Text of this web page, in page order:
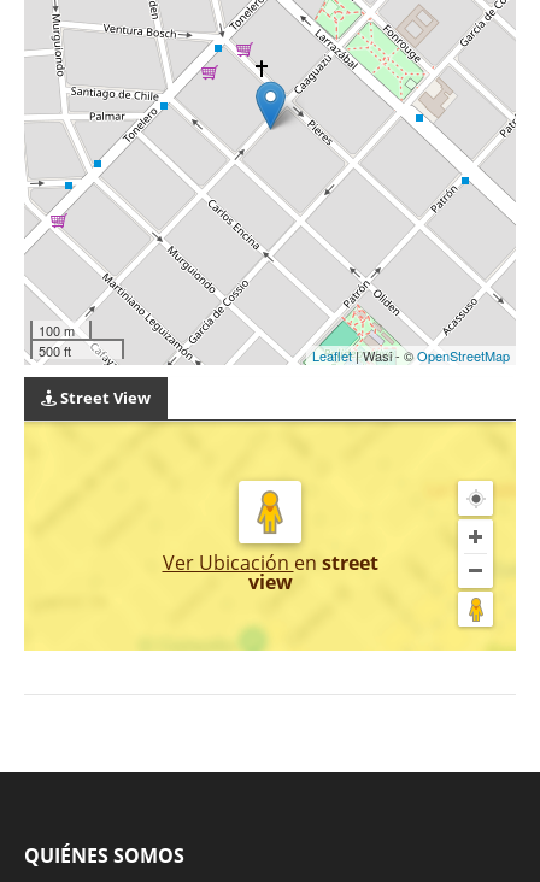
100 m
500 ft
Leaflet| Wasi - ©OpenStreetMap
Street View
Ver Ubicación en street
view
QUIÉNES SOMOS